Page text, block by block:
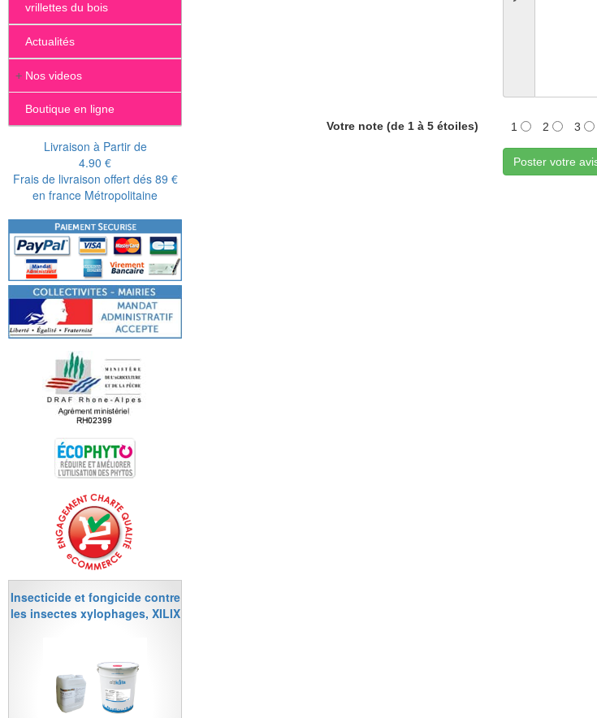
vrillettes du bois
Actualités
+ Nos videos
Boutique en ligne
Livraison à Partir de
4.90 €
Frais de livraison offert dés 89 €
en france Métropolitaine
Insecticide et fongicide contre
les insectes xylophages, XILIX
Votre note (de 1 à 5 étoiles) 1 2 3
Poster votre